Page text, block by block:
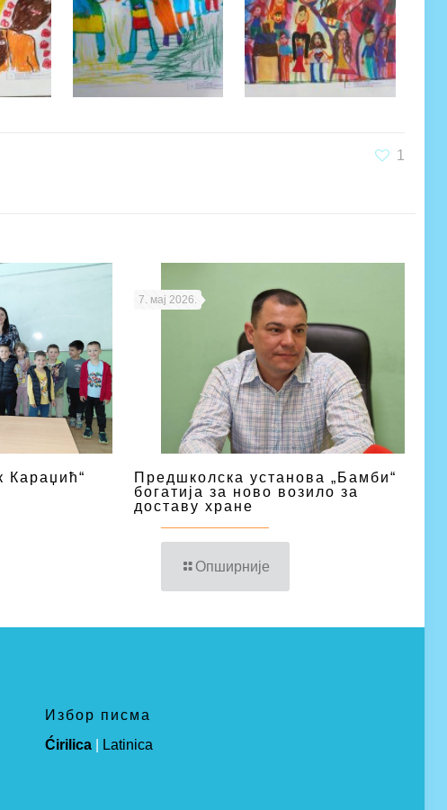
1
7. мај 2026.
Предшколска установа „Бамби“
богатија за ново возило за
доставу хране
Опширније
Избор писма
Ćirilica
Latinica